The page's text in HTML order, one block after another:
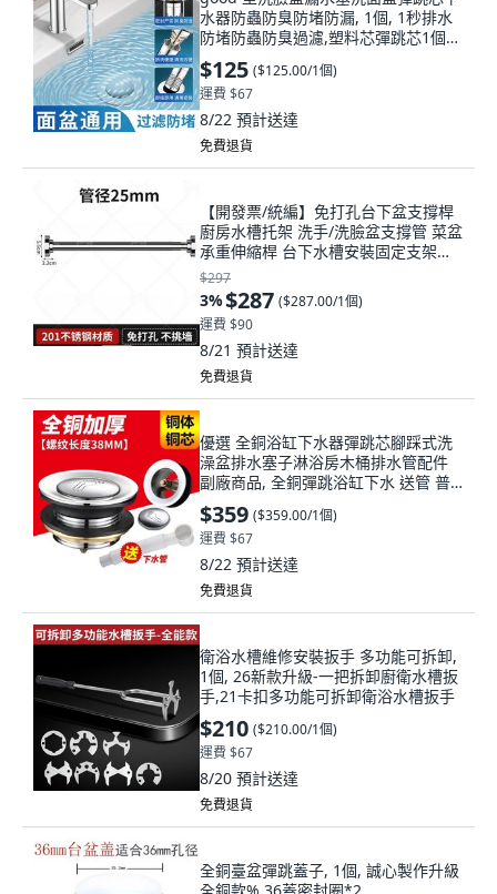
水器防蟲防臭防堵防漏, 1個, 1秒排水
防堵防蟲防臭過濾,塑料芯彈跳芯1個裝
無過濾網
$125 ($125.00/1個)
運費 $67
8/22 預計送達
免費退貨
【開發票/統編】免打孔台下盆支撐桿
廚房水槽托架 洗手/洗臉盆支撐管 菜盆
承重伸縮桿 台下水槽安裝固定支架
960112 加粗25管【20-30cm】, 1個,
201不銹鋼,加粗25管【20-30cm】二
根
$297
3%$287 ($287.00/1個)
運費 $90
8/21 預計送達
免費退貨
優選 全銅浴缸下水器彈跳芯腳踩式洗
澡盆排水塞子淋浴房木桶排水管配件
副廠商品, 全銅彈跳浴缸下水 送管 普
通螺紋3.8c, 1個
$359 ($359.00/1個)
運費 $67
8/22 預計送達
免費退貨
衛浴水槽維修安裝扳手 多功能可拆卸,
1個, 26新款升級-一把拆卸廚衛水槽扳
手,21卡扣多功能可拆卸衛浴水槽扳手
$210 ($210.00/1個)
運費 $67
8/20 預計送達
免費退貨
全銅臺盆彈跳蓋子, 1個, 誠心製作升級